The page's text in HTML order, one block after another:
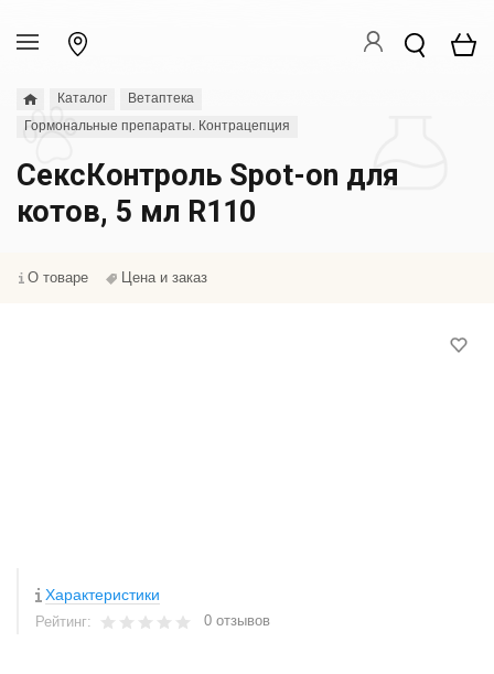
Каталог
Ветаптека
Гормональные препараты. Контрацепция
СексКонтроль Spot-on для
котов, 5 мл R110
О товаре Цена и заказ
Характеристики
Рейтинг: 0 отзывов